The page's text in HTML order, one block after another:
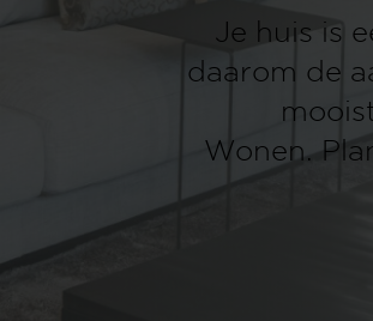
Je huis is een
daarom de aandacht
mooiste versie
Wonen. Plan direct